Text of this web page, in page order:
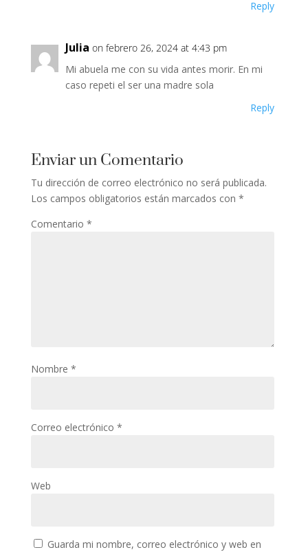
Reply
Julia on febrero 26, 2024 at 4:43 pm
Mi abuela me con su vida antes morir. En mi
caso repeti el ser una madre sola
Reply
Enviar un Comentario
Tu dirección de correo electrónico no será publicada.
Los campos obligatorios están marcados con *
Comentario *
Nombre *
Correo electrónico *
Web
Guarda mi nombre, correo electrónico y web en